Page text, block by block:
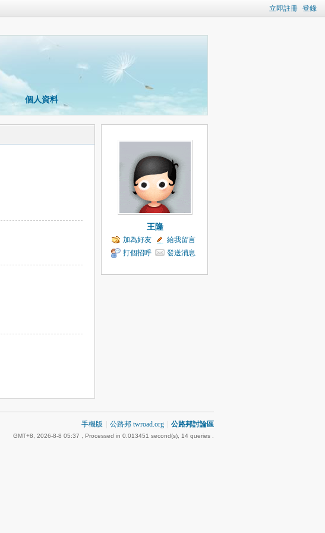
立即註冊 登錄
個人資料
王隆
加為好友
給我留言
打個招呼
發送消息
手機版 公路邦 twroad.org 公路邦討論區
GMT+8, 2026-8-8 05:37 , Processed in 0.013451 second(s), 14 queries .